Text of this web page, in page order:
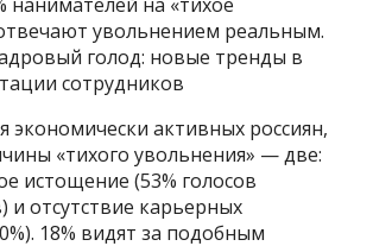
увольнением реальным.
голод: новые тренды в
сотрудников
экономически активных россиян,
«тихого увольнения» — две:
истощение (53% голосов
и отсутствие карьерных
18% видят за подобным